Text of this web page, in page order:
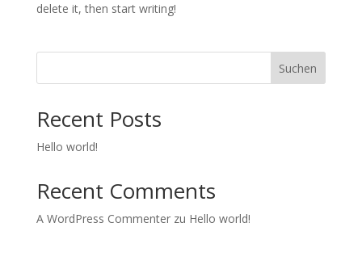
delete it, then start writing!
Suchen
Recent Posts
Hello world!
Recent Comments
A WordPress Commenterzu Hello world!